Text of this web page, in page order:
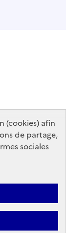
(cookies) afin
de partage,
sociales
Politique